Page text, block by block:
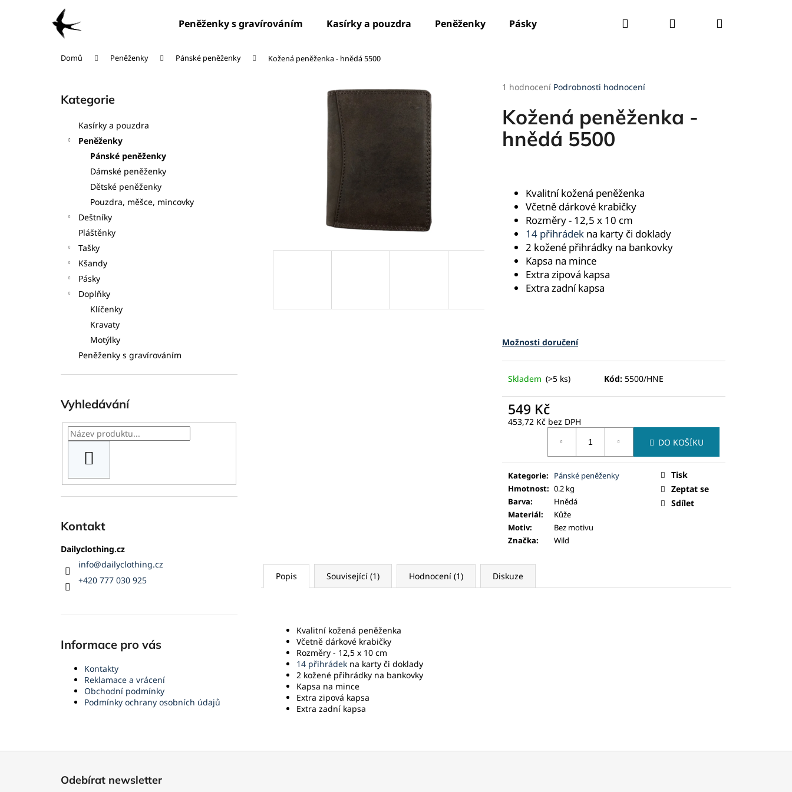
Peněženky s gravírováním Kasírky a pouzdra Peněženky Pásky Kšandy Deštníky
Hledat PřihlášeníNákupní
Domů Peněženky Pánské peněženky Kožená peněženka - hnědá 5500
Přeskočit
kategorie
Kategorie
Kasírky a pouzdra
Peněženky
Pánské peněženky
Dámské peněženky
Dětské peněženky
Pouzdra, měšce, mincovky
Deštníky
Pláštěnky
Tašky
Kšandy
Pásky
Doplňky
Klíčenky
Kravaty
Motýlky
Peněženky s gravírováním
Vyhledávání
Kontakt
Dailyclothing.cz
info@dailyclothing.cz
+420 777 030 925
Informace pro vás
Kontakty
Reklamace a vrácení
Obchodní podmínky
Podmínky ochrany osobních údajů
Průměrné
produktu
je
5,0
1 hodnocení Podrobnosti hodnocení
Kožená peněženka -
hnědá 5500
Kvalitní kožená peněženka
Včetně dárkové krabičky
Rozměry - 12,5 x 10 cm
14 přihrádek na karty či doklady
2 kožené přihrádky na bankovky
Kapsa na mince
Extra zipová kapsa
Extra zadní kapsa
Možnosti doručení
Skladem (>5 ks) Kód: 5500/HNE
549 Kč
453,72 Kč bez DPH
DO KOŠÍKU
Kategorie:
Pánské peněženky
Hmotnost: 0.2 kg
Barva:
Hnědá
Materiál:
Kůže
Motiv:
Bez motivu
Značka: Wild
Tisk
Zeptat se
Sdílet
Popis Související (1) Hodnocení (1) Diskuze
Kvalitní kožená peněženka
Včetně dárkové krabičky
Rozměry - 12,5 x 10 cm
14 přihrádek na karty či doklady
2 kožené přihrádky na bankovky
Kapsa na mince
Extra zipová kapsa
Extra zadní kapsa
Zpět
Zpět
Co potřebujete najít?
HLEDAT
Doporučujeme
Odebírat newsletter